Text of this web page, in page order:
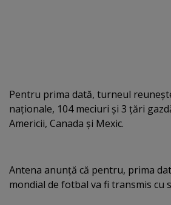
Pentru prima dată, turneul
naţionale, 104 meciuri şi 3 ţări
Americii, Canada şi Mexic.
Antena anunţă că pentru, prima
mondial de fotbal va fi transmis cu